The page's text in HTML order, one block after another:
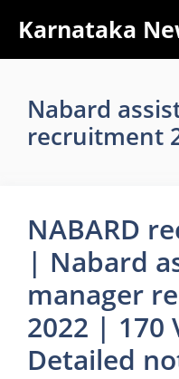
content
Karnataka
Nabard
recruitment
NABARD
| Nabard
manager
2022 | 170
Detailed